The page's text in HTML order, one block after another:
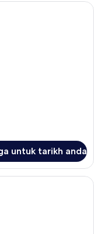
1 Katil Raja (King) |
untuk tarikh anda
| Peti besi dalam